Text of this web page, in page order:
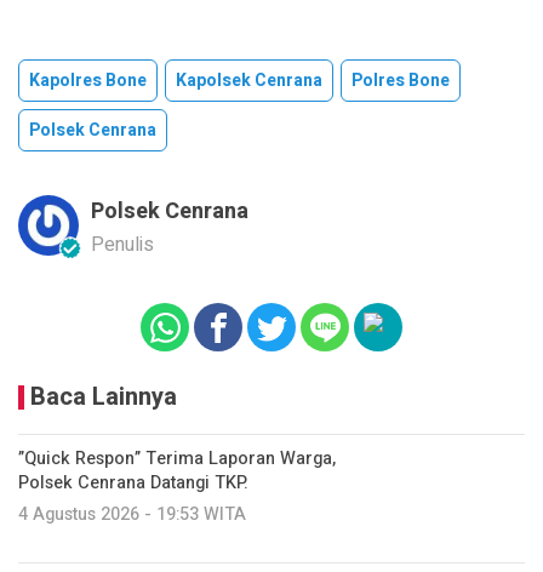
Kapolres Bone Kapolsek Cenrana
Polres Bone
Polsek Cenrana
Polsek Cenrana
Penulis
Baca Lainnya
‎”Quick Respon” Terima Laporan Warga,
Polsek Cenrana Datangi TKP.
4 Agustus 2026 - 19:53 WITA